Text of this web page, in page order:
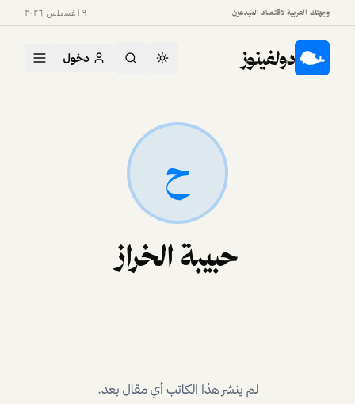
وجهتك العربية لاقتصاد المبدعين ٩ أغسطس ٢٠٢٦
دولفينوز دخول
ح
حبيبة الخراز
لم ينشر هذا الكاتب أي مقال بعد.